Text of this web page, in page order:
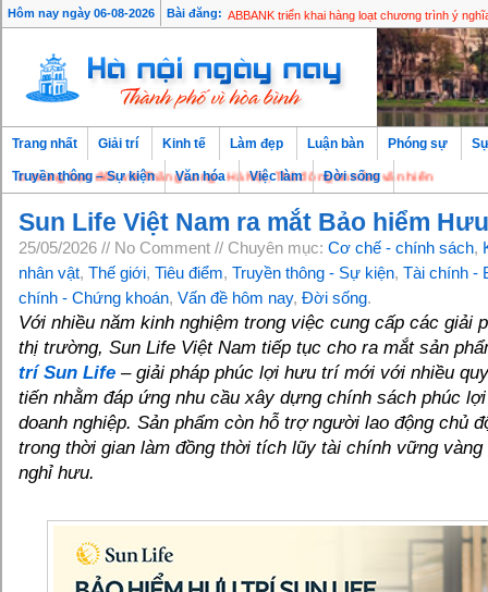
Hôm nay ngày 06-08-2026
Bài đăng:
ABBANK triển khai hàng loạt chương trình ý
Khai mạc Tuần Lễ Tự Hào Nông Sản Việt
bạn đến với Thăng Long - Hà Nội, Thủ đô ngàn năm văn hiến
Trang nhất Giải trí Kinh tế Làm đẹp Luận bàn Phóng sự
Truyền thông – Sự kiện Văn hóa Việc làm Đời sống
Sun Life Việt Nam ra mắt Bảo hiểm
25/05/2026 // No Comment // Chuyên mục: Cơ chế - chính sách,
nhân vật, Thế giới, Tiêu điểm, Truyền thông - Sự kiện, Tài chính -
chính - Chứng khoán, Vấn đề hôm nay, Đời sống.
Với nhiều năm kinh nghiệm trong việc cung cấp các giải
thị trường, Sun Life Việt Nam tiếp tục cho ra mắt sản
trí Sun Life – giải pháp phúc lợi hưu trí mới với nhiều
tiến nhằm đáp ứng nhu cầu xây dựng chính sách phúc
doanh nghiệp. Sản phẩm còn hỗ trợ người lao động chủ
trong thời gian làm đồng thời tích lũy tài chính vững vàng
nghỉ hưu.